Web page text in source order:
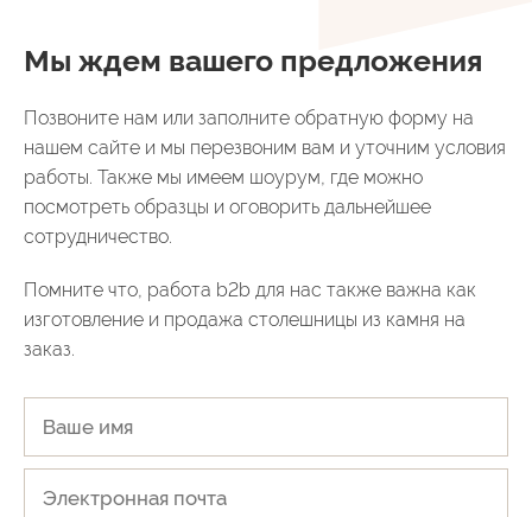
Мы ждем вашего предложения
Позвоните нам или заполните обратную форму на
нашем сайте и мы перезвоним вам и уточним условия
работы. Также мы имеем шоурум, где можно
посмотреть образцы и оговорить дальнейшее
сотрудничество.
Помните что, работа b2b для нас также важна как
изготовление и продажа столешницы из камня на
заказ.